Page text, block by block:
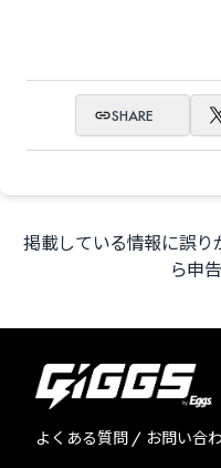
SHARE
掲載している情報に誤り
ら申
よくある質問 / お問い合